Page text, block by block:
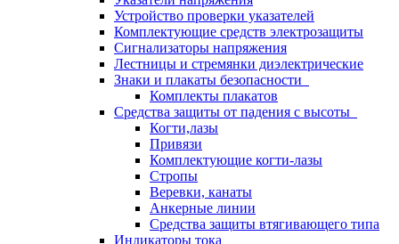
Устройство проверки указателей
Комплектующие средств электрозащиты
Сигнализаторы напряжения
Лестницы и стремянки диэлектрические
Знаки и плакаты безопасности
Комплекты плакатов
Средства защиты от падения с высоты
Когти,лазы
Привязи
Комплектующие когти-лазы
Стропы
Веревки, канаты
Анкерные линии
Средства защиты втягивающего типа
Индикаторы тока